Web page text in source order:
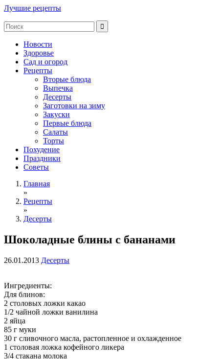
Лучшие рецепты
Новости
Здоровье
Сад и огород
Рецепты
Вторые блюда
Выпечка
Десерты
Заготовки на зиму
Закуски
Первые блюда
Салаты
Торты
Похудение
Праздники
Советы
Главная
»
Рецепты
»
Десерты
Шоколадные блины с бананами
26.01.2013 Десерты
Ингредиенты:
Для блинов:
2 столовых ложки какао
1/2 чайной ложки ванилина
2 яйца
85 г муки
30 г сливочного масла, растопленное и охлажденное
1 столовая ложка кофейного ликера
3/4 стакана молока